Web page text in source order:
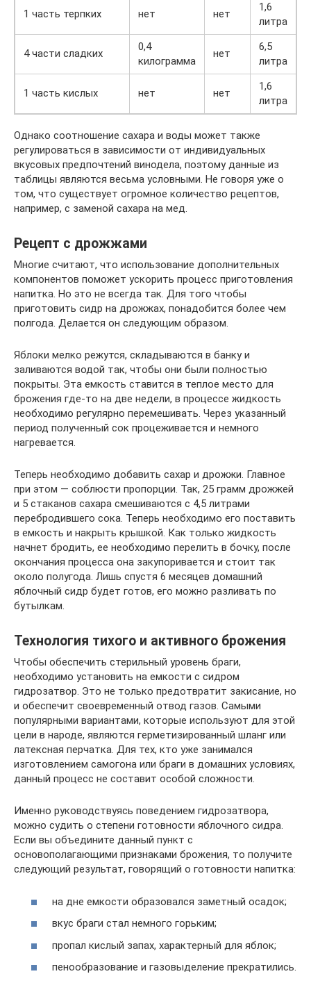
1 часть терпких нет нет
1,6
литра
4 части сладких
0,4
килограмма
нет
6,5
литра
1 часть кислых нет нет
1,6
литра
Однако соотношение сахара и воды может также
регулироваться в зависимости от индивидуальных
вкусовых предпочтений винодела, поэтому данные из
таблицы являются весьма условными. Не говоря уже о
том, что существует огромное количество рецептов,
например, с заменой сахара на мед.
Рецепт с дрожжами
Многие считают, что использование дополнительных
компонентов поможет ускорить процесс приготовления
напитка. Но это не всегда так. Для того чтобы
приготовить сидр на дрожжах, понадобится более чем
полгода. Делается он следующим образом.
Яблоки мелко режутся, складываются в банку и
заливаются водой так, чтобы они были полностью
покрыты. Эта емкость ставится в теплое место для
брожения где-то на две недели, в процессе жидкость
необходимо регулярно перемешивать. Через указанный
период полученный сок процеживается и немного
нагревается.
Теперь необходимо добавить сахар и дрожжи. Главное
при этом — соблюсти пропорции. Так, 25 грамм дрожжей
и 5 стаканов сахара смешиваются с 4,5 литрами
перебродившего сока. Теперь необходимо его поставить
в емкость и накрыть крышкой. Как только жидкость
начнет бродить, ее необходимо перелить в бочку, после
окончания процесса она закупоривается и стоит так
около полугода. Лишь спустя 6 месяцев домашний
яблочный сидр будет готов, его можно разливать по
бутылкам.
Технология тихого и активного брожения
Чтобы обеспечить стерильный уровень браги,
необходимо установить на емкости с сидром
гидрозатвор. Это не только предотвратит закисание, но
и обеспечит своевременный отвод газов. Самыми
популярными вариантами, которые используют для этой
цели в народе, являются герметизированный шланг или
латексная перчатка. Для тех, кто уже занимался
изготовлением самогона или браги в домашних условиях,
данный процесс не составит особой сложности.
Именно руководствуясь поведением гидрозатвора,
можно судить о степени готовности яблочного сидра.
Если вы объедините данный пункт с
основополагающими признаками брожения, то получите
следующий результат, говорящий о готовности напитка:
на дне емкости образовался заметный осадок;
вкус браги стал немного горьким;
пропал кислый запах, характерный для яблок;
пенообразование и газовыделение прекратились.